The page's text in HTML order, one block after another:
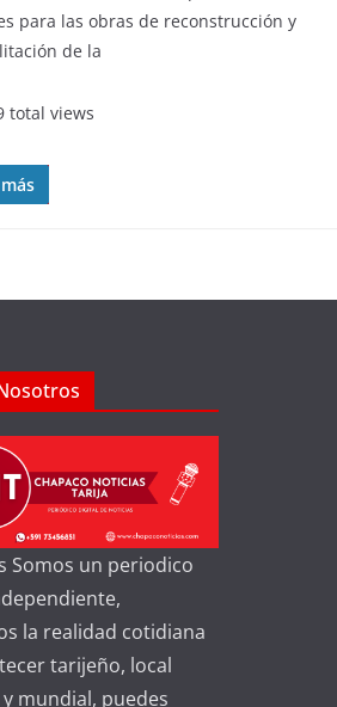
para las obras de reconstrucción y
de la
total views
Somos un periodico
la realidad cotidiana
tarijeño, local
mundial, puedes